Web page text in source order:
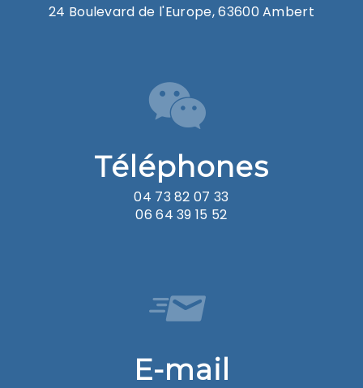
24 Boulevard de l'Europe, 63600 Ambert
Téléphones
04 73 82 07 33
06 64 39 15 52
E-mail